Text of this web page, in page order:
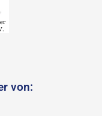
von: